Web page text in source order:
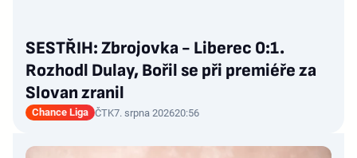
SESTŘIH: Zbrojovka - Liberec 0:1.
Rozhodl Dulay, Bořil se při premiéře za
Slovan zranil
Chance Liga ČTK7. srpna 202620:56